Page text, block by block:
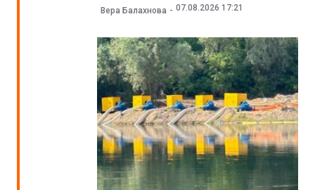
Вера Балахнова 07.08.2026 17:21